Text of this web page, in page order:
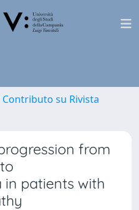
Contributo su Rivista
from
patients with